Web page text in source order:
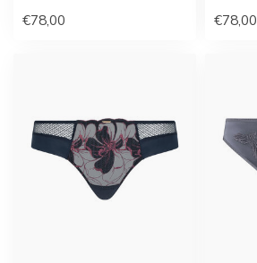
€78,00 €78,00